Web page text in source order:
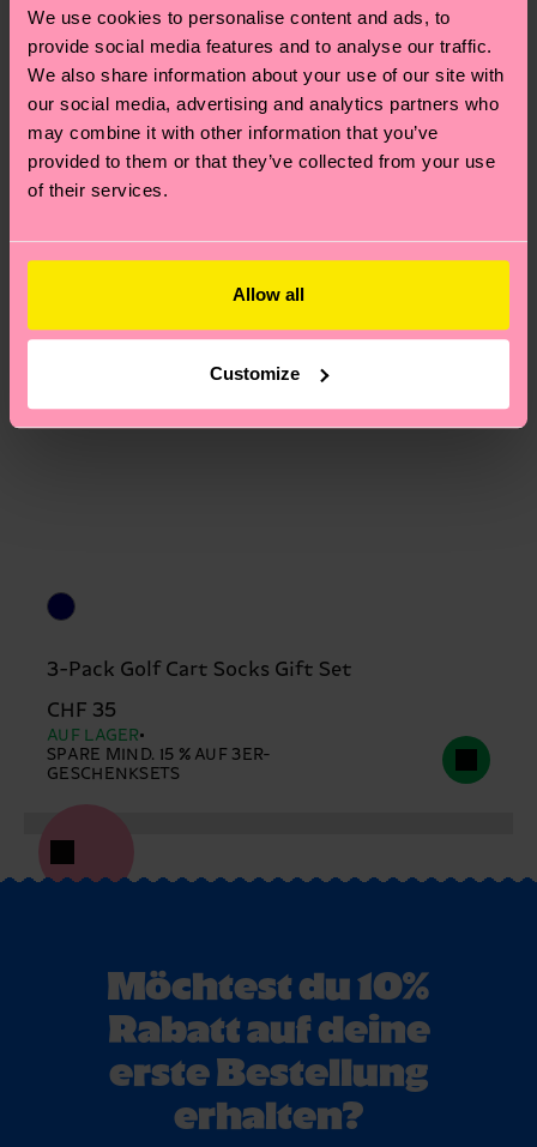
We use cookies to personalise content and ads, to
provide social media features and to analyse our traffic.
We also share information about your use of our site with
our social media, advertising and analytics partners who
may combine it with other information that you’ve
provided to them or that they’ve collected from your use
of their services.
Allow all
Customize
deinem Land abhängt.
Du hast Fragen zu einer Retoure? In unserem
Hilfebereich im ArtikelRetourenfindest du die
am häufigsten gestellten Fragen.
Neuheit
3-Pack Golf Cart Socks Gift Set
CHF 35
AUF LAGER
SPARE MIND. 15 % AUF 3ER-
GESCHENKSETS
Möchtest du 10%
Rabatt auf deine
erste Bestellung
erhalten?